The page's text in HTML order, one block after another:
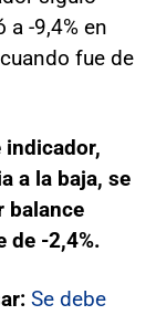
-9,4% en
fue de
indicador,
a la baja, se
balance
de -2,4%.
Se debe